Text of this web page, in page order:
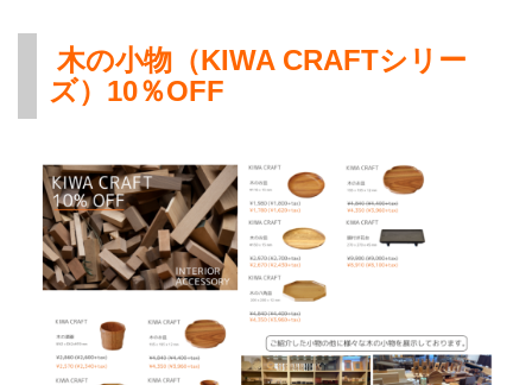
木の小物（KIWA CRAFTシリー
ズ）10％OFF